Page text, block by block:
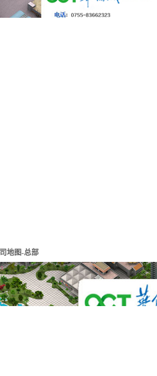
地图-总部